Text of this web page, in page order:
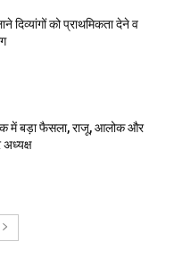
दिव्यांगों को प्राथमिकता देने व
में बड़ा फैसला, राजू, आलोक और